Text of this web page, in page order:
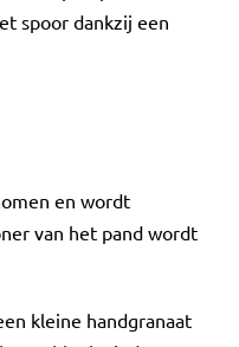
spoor dankzij een
en wordt
van het pand wordt
kleine handgranaat